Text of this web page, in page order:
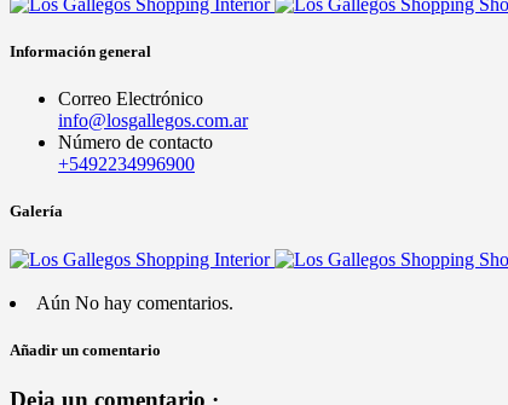
Información general
Correo Electrónico
info@losgallegos.com.ar
Número de contacto
+5492234996900
Galería
Aún No hay comentarios.
Añadir un comentario
Deja un comentario ·